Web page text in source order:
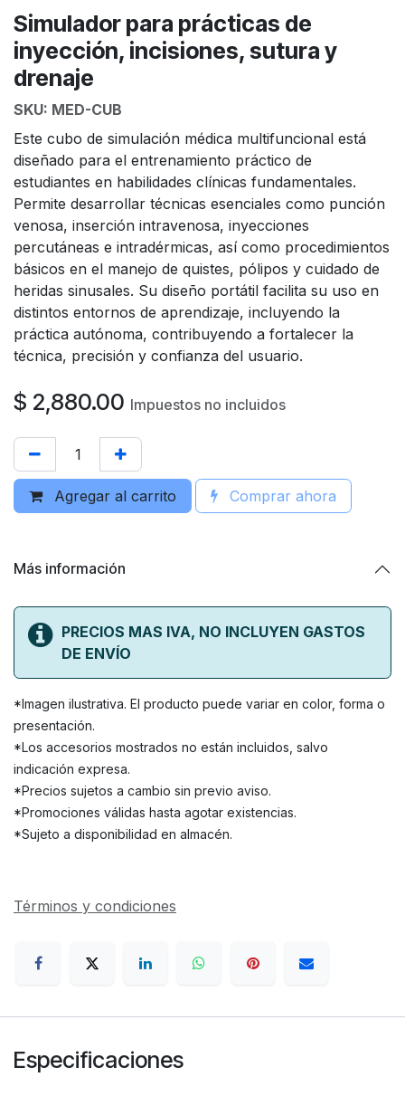
Simulador para prácticas de
inyección, incisiones, sutura y
drenaje
SKU: MED-CUB
Este cubo de simulación médica multifuncional está
diseñado para el entrenamiento práctico de
estudiantes en habilidades clínicas fundamentales.
Permite desarrollar técnicas esenciales como punción
venosa, inserción intravenosa, inyecciones
percutáneas e intradérmicas, así como procedimientos
básicos en el manejo de quistes, pólipos y cuidado de
heridas sinusales. Su diseño portátil facilita su uso en
distintos entornos de aprendizaje, incluyendo la
práctica autónoma, contribuyendo a fortalecer la
técnica, precisión y confianza del usuario.
$ 2,880.00 Impuestos no incluidos
Agregar al carrito Comprar ahora
Más información
PRECIOS MAS IVA, NO INCLUYEN GASTOS
DE ENVÍO
*Imagen ilustrativa. El producto puede variar en color, forma o
presentación.
*Los accesorios mostrados no están incluidos, salvo
indicación expresa.
*Precios sujetos a cambio sin previo aviso.
*Promociones válidas hasta agotar existencias.
*Sujeto a disponibilidad en almacén.
Términos y condiciones
Especificaciones